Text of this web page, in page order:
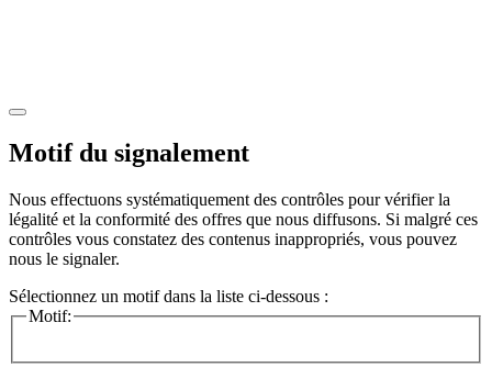
Motif du signalement
Nous effectuons systématiquement des contrôles pour vérifier la
légalité et la conformité des offres que nous diffusons. Si malgré ces
contrôles vous constatez des contenus inappropriés, vous pouvez
nous le signaler.
Sélectionnez un motif dans la liste ci-dessous :
Motif: